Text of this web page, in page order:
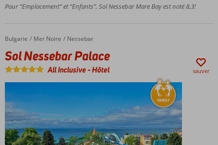
Activités
pour
petits et
Pour “Emplacement” et “Enfants”, Sol Nessebar Mare Bay est noté 8,3!
Accueil
Bulgarie Mer Noire Nessebar
Sol Nessebar Palace
Sol Nessebar Palace
All Inclusive-Hôtel sauver